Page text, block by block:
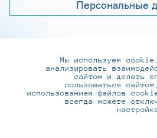
Персональные
+7 (495) 737-6192,
practice@infotecs.ru,
127273, г. Москва,
Мы используем
анализировать
сайтом и делать
пользоваться
использованием файлов
всегда можете